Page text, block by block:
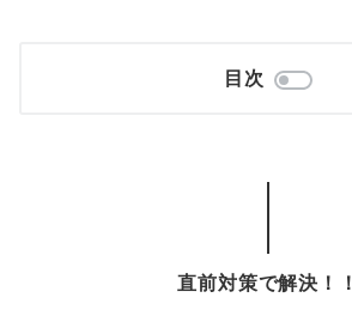
目次
直前対策で解決！！